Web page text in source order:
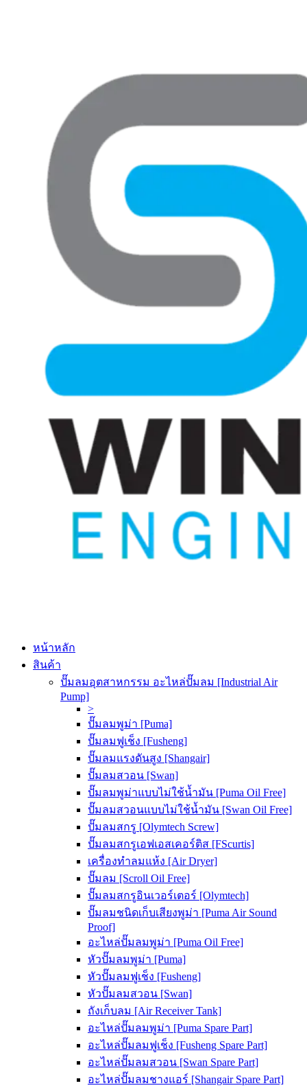
หน้าหลัก
สินค้า
ปั๊มลมอุตสาหกรรม อะไหล่ปั๊มลม [Industrial Air
Pump]
>
ปั๊มลมพูม่า [Puma]
ปั๊มลมฟูเช็ง [Fusheng]
ปั๊มลมแรงดันสูง [Shangair]
ปั๊มลมสวอน [Swan]
ปั๊มลมพูม่าแบบไม่ใช้น้ำมัน [Puma Oil Free]
ปั๊มลมสวอนแบบไม่ใช้น้ำมัน [Swan Oil Free]
ปั๊มลมสกรู [Olymtech Screw]
ปั๊มลมสกรูเอฟเอสเคอร์ติส [FScurtis]
เครื่องทำลมแห้ง [Air Dryer]
ปั๊มลม [Scroll Oil Free]
ปั๊มลมสกรูอินเวอร์เตอร์ [Olymtech]
ปั๊มลมชนิดเก็บเสียงพูม่า [Puma Air Sound
Proof]
อะไหล่ปั๊มลมพูม่า [Puma Oil Free]
หัวปั๊มลมพูม่า [Puma]
หัวปั๊มลมฟูเช็ง [Fusheng]
หัวปั๊มลมสวอน [Swan]
ถังเก็บลม [Air Receiver Tank]
อะไหล่ปั๊มลมพูม่า [Puma Spare Part]
อะไหล่ปั๊มลมฟูเช็ง [Fusheng Spare Part]
อะไหล่ปั๊มลมสวอน [Swan Spare Part]
อะไหล่ปั๊มลมชางแอร์ [Shangair Spare Part]